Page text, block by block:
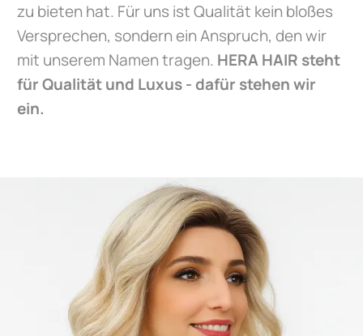
zu bieten hat. Für uns ist Qualität kein bloßes
Versprechen, sondern ein Anspruch, den wir
mit unserem Namen tragen. HERA HAIR steht
für Qualität und Luxus - dafür stehen wir
ein.